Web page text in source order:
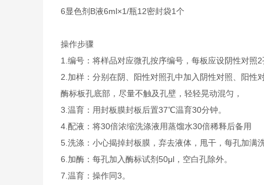
6显色剂B液6ml×1/瓶12密封袋1个
操作步骤
1.编号：将样品对应微孔按序编号，每板应设阴性对
2.加样：分别在阴、阳性对照孔中加入阴性对照、阳
酶标板孔底部，尽量不触及孔壁，轻轻晃动混匀，
3.温育：用封板膜封板后置37℃温育30分钟。
4.配液：将30倍浓缩洗涤液用蒸馏水30倍稀释后备用
5.洗涤：小心揭掉封板膜，弃去液体，甩干，每孔加满
6.加酶：每孔加入酶标试剂50μl，空白孔除外。
7.温育：操作同3。